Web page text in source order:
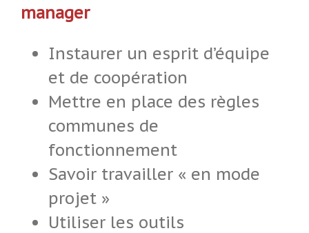
manager
Instaurer un esprit d’équipe
et de coopération
Mettre en place des règles
communes de
fonctionnement
Savoir travailler « en mode
projet »
Utiliser les outils